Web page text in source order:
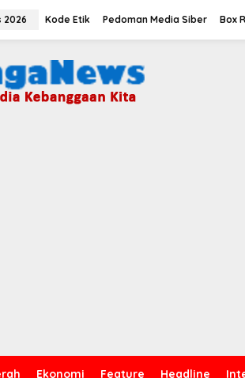
2026 Kode Etik Pedoman Media Siber Box
Ekonomi Feature Headline